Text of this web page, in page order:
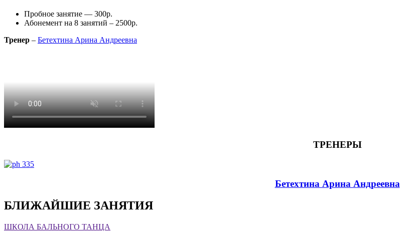
Пробное занятие — 300р.
Абонемент на 8 занятий – 2500р.
Тренер – Бетехтина Арина Андреевна
ТРЕНЕРЫ
Бетехтина Арина Андреевна
БЛИЖАЙШИЕ ЗАНЯТИЯ
ШКОЛА БАЛЬНОГО ТАНЦА